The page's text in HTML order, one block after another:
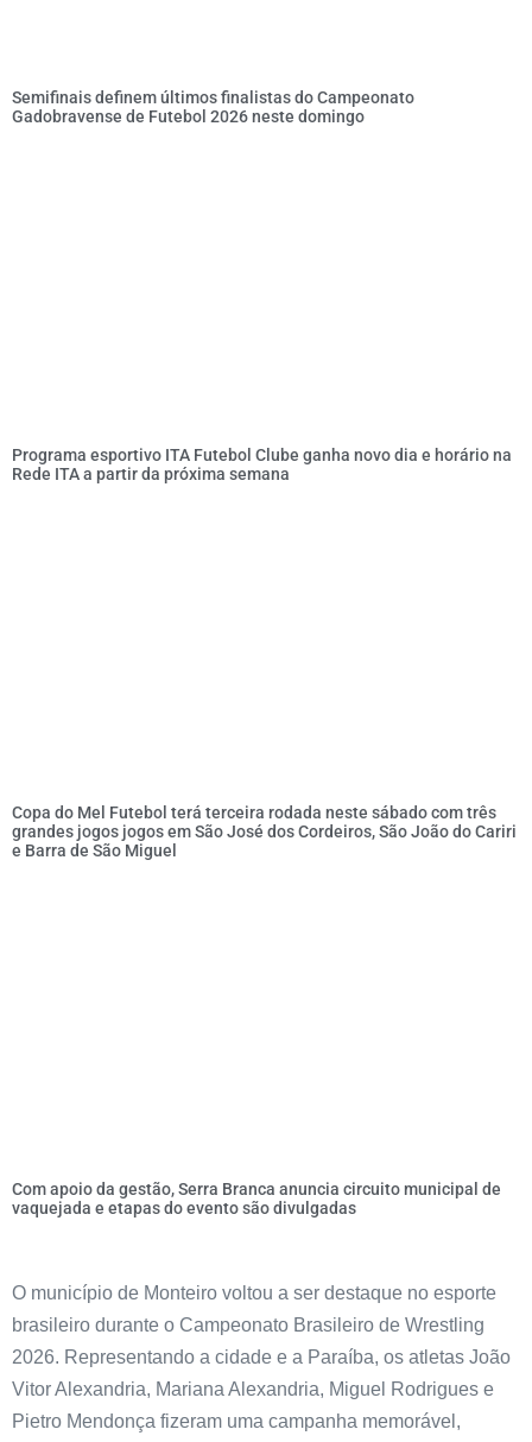
Semifinais definem últimos finalistas do Campeonato
Gadobravense de Futebol 2026 neste domingo
Programa esportivo ITA Futebol Clube ganha novo dia e horário na
Rede ITA a partir da próxima semana
Copa do Mel Futebol terá terceira rodada neste sábado com três
grandes jogos jogos em São José dos Cordeiros, São João do Cariri
e Barra de São Miguel
Com apoio da gestão, Serra Branca anuncia circuito municipal de
vaquejada e etapas do evento são divulgadas
O município de Monteiro voltou a ser destaque no esporte
brasileiro durante o Campeonato Brasileiro de Wrestling
2026. Representando a cidade e a Paraíba, os atletas João
Vitor Alexandria, Mariana Alexandria, Miguel Rodrigues e
Pietro Mendonça fizeram uma campanha memorável,